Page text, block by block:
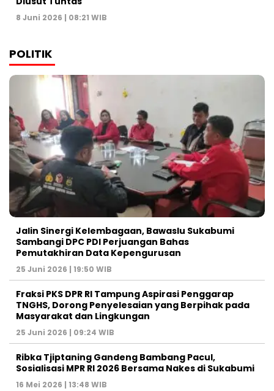
8 Juni 2026 | 08:21 WIB
POLITIK
Jalin Sinergi Kelembagaan, Bawaslu Sukabumi
Sambangi DPC PDI Perjuangan Bahas
Pemutakhiran Data Kepengurusan
25 Juni 2026 | 19:50 WIB
‎Fraksi PKS DPR RI Tampung Aspirasi Penggarap
TNGHS, Dorong Penyelesaian yang Berpihak pada
Masyarakat dan Lingkungan‎
25 Juni 2026 | 09:24 WIB
Ribka Tjiptaning Gandeng Bambang Pacul,
Sosialisasi MPR RI 2026 Bersama Nakes di Sukabumi
16 Mei 2026 | 13:48 WIB